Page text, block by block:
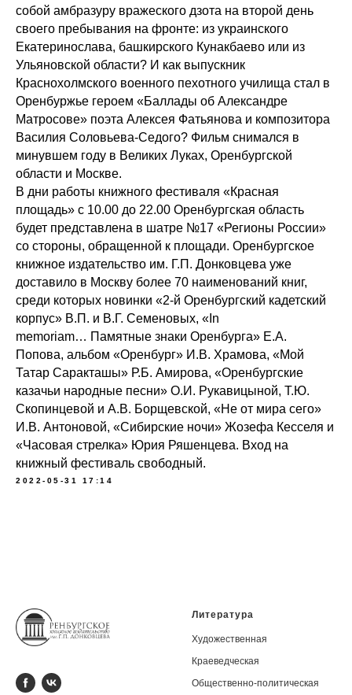
собой амбразуру вражеского дзота на второй день
своего пребывания на фронте: из украинского
Екатеринослава, башкирского Кунакбаево или из
Ульяновской области? И как выпускник
Краснохолмского военного пехотного училища стал в
Оренбуржье героем «Баллады об Александре
Матросове» поэта Алексея Фатьянова и композитора
Василия Соловьева-Седого? Фильм снимался в
минувшем году в Великих Луках, Оренбургской
области и Москве.
В дни работы книжного фестиваля «Красная
площадь» с 10.00 до 22.00 Оренбургская область
будет представлена в шатре №17 «Регионы России»
со стороны, обращенной к площади. Оренбургское
книжное издательство им. Г.П. Донковцева уже
доставило в Москву более 70 наименований книг,
среди которых новинки «2-й Оренбургский кадетский
корпус» В.П. и В.Г. Семеновых, «In
memoriam… Памятные знаки Оренбурга» Е.А.
Попова, альбом «Оренбург» И.В. Храмова, «Мой
Татар Саракташы» Р.Б. Амирова, «Оренбургские
казачьи народные песни» О.И. Рукавицыной, Т.Ю.
Скопинцевой и А.В. Борщевской, «Не от мира сего»
И.В. Антоновой, «Сибирские ночи» Жозефа Кесселя и
«Часовая стрелка» Юрия Ряшенцева. Вход на
книжный фестиваль свободный.
2022-05-31 17:14
Литература
Художественная
Краеведческая
Общественно-политическая